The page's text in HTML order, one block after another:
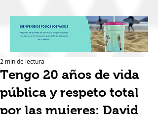
Tengo 20 años de vida
pública y respeto total
por las mujeres: David
2 min de lectura